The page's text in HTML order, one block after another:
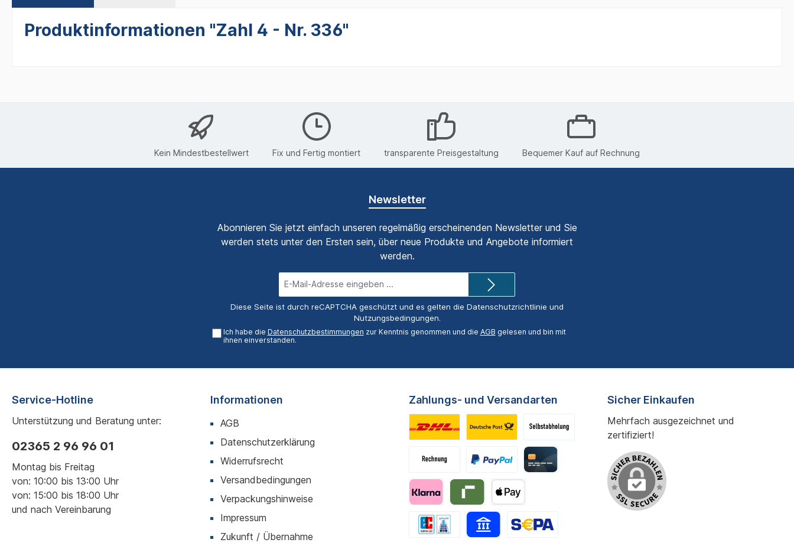
Produktinformationen "Zahl 4 - Nr. 336"
Kein Mindestbestellwert Fix und Fertig montiert transparente Preisgestaltung Bequemer Kauf auf Rechnung
Newsletter
Abonnieren Sie jetzt einfach unseren regelmäßig erscheinenden Newsletter und Sie
werden stets unter den Ersten sein, über neue Produkte und Angebote informiert
werden.
Mail-
Adresse*
Diese Seite ist durch reCAPTCHA geschützt und es gelten die Datenschutzrichtlinie und
Nutzungsbedingungen.
Ich habe die Datenschutzbestimmungen zur Kenntnis genommen und die AGB gelesen und bin mit
ihnen einverstanden.
Service-Hotline
Unterstützung und Beratung unter:
02365 2 96 96 01
Montag bis Freitag
von: 10:00 bis 13:00 Uhr
von: 15:00 bis 18:00 Uhr
und nach Vereinbarung
Informationen
AGB
Datenschutzerklärung
Widerrufsrecht
Versandbedingungen
Verpackungshinweise
Impressum
Zukunft / Übernahme
Zahlungs- und Versandarten Sicher Einkaufen
Mehrfach ausgezeichnet und
zertifiziert!